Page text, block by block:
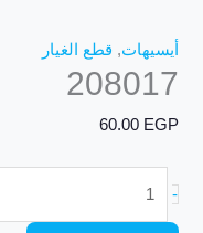
أيسيهات, قطع الغيار
208017
60.00 EGP
-